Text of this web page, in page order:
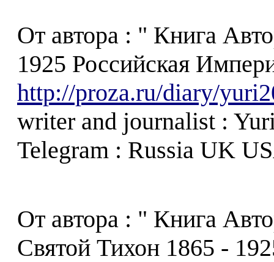
От автора : " Книга
1925 Российская
http://proza.ru/diary/
writer and journalist :
Telegram : Russia UK
От автора : " Книга
Святой Тихон 1865 -